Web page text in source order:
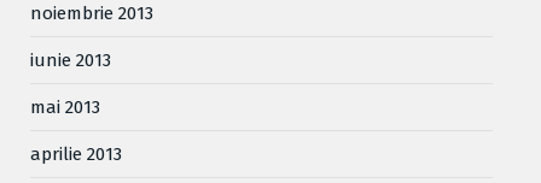
noiembrie 2013
iunie 2013
mai 2013
aprilie 2013